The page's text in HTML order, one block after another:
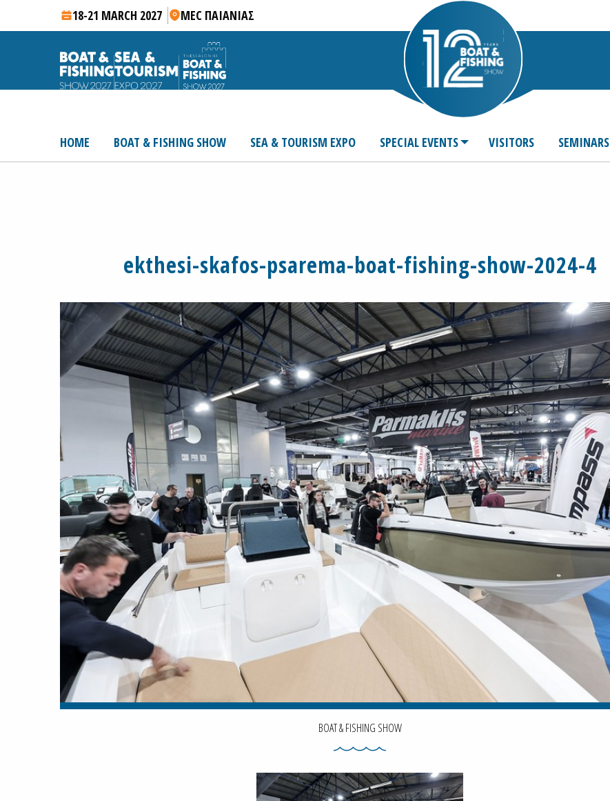
18-21 MARCH 2027 MEC ΠΑΙΑΝΙΑΣ
HOME BOAT & FISHING SHOW SEA & TOURISM EXPO SPECIAL EVENTS VISITORS SEMINARS
ekthesi-skafos-psarema-boat-fishing-show-2024-4
BOAT & FISHING SHOW